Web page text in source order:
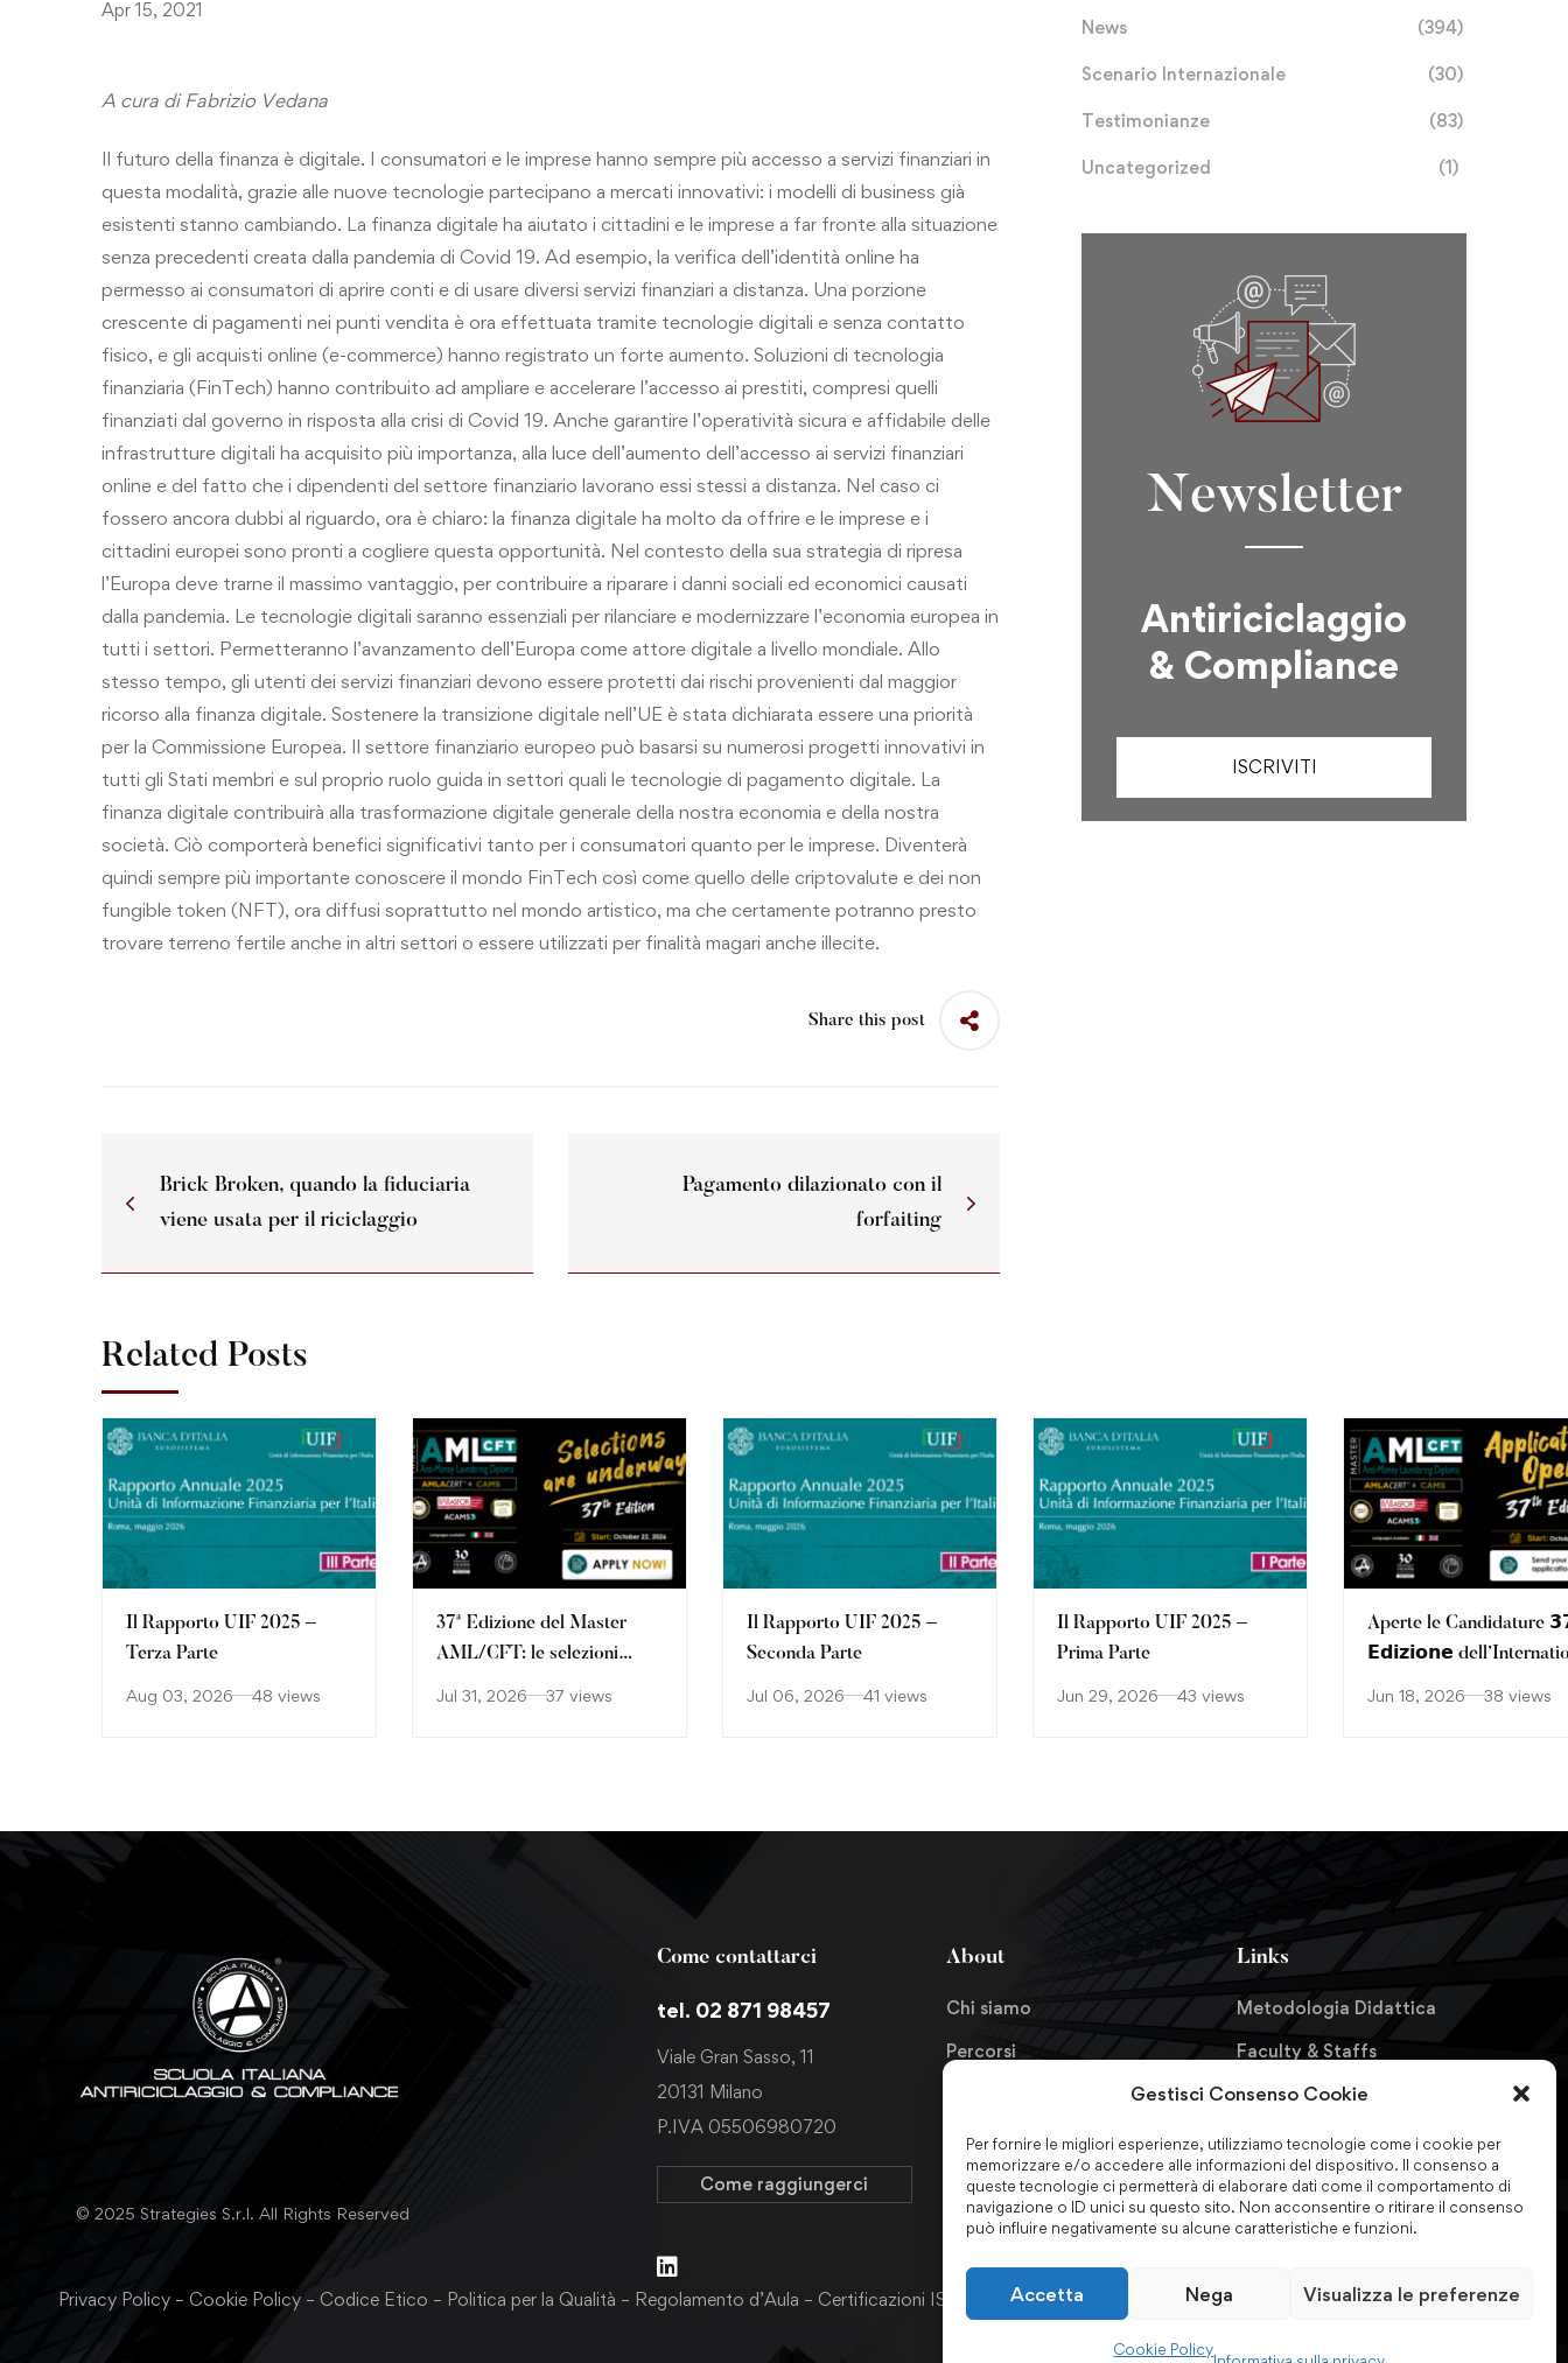
Gestisci Consenso Cookie
Per fornire le migliori esperienze, utilizziamo tecnologie come i cookie per
memorizzare e/o accedere alle informazioni del dispositivo. Il consenso a
queste tecnologie ci permetterà di elaborare dati come il comportamento di
navigazione o ID unici su questo sito. Non acconsentire o ritirare il consenso
può influire negativamente su alcune caratteristiche e funzioni.
Accetta Nega Visualizza le preferenze
Cookie Policy
Apr 15, 2021
A cura di Fabrizio Vedana
Il futuro della finanza è digitale. I consumatori e le imprese hanno sempre più accesso a servizi finanziari in
questa modalità, grazie alle nuove tecnologie partecipano a mercati innovativi: i modelli di business già
esistenti stanno cambiando. La finanza digitale ha aiutato i cittadini e le imprese a far fronte alla situazione
senza precedenti creata dalla pandemia di Covid 19. Ad esempio, la verifica dell’identità online ha
permesso ai consumatori di aprire conti e di usare diversi servizi finanziari a distanza. Una porzione
crescente di pagamenti nei punti vendita è ora effettuata tramite tecnologie digitali e senza contatto
fisico, e gli acquisti online (e-commerce) hanno registrato un forte aumento. Soluzioni di tecnologia
finanziaria (FinTech) hanno contribuito ad ampliare e accelerare l’accesso ai prestiti, compresi quelli
finanziati dal governo in risposta alla crisi di Covid 19. Anche garantire l’operatività sicura e affidabile delle
infrastrutture digitali ha acquisito più importanza, alla luce dell’aumento dell’accesso ai servizi finanziari
online e del fatto che i dipendenti del settore finanziario lavorano essi stessi a distanza. Nel caso ci
fossero ancora dubbi al riguardo, ora è chiaro: la finanza digitale ha molto da offrire e le imprese e i
cittadini europei sono pronti a cogliere questa opportunità. Nel contesto della sua strategia di ripresa
l’Europa deve trarne il massimo vantaggio, per contribuire a riparare i danni sociali ed economici causati
dalla pandemia. Le tecnologie digitali saranno essenziali per rilanciare e modernizzare l’economia europea in
tutti i settori. Permetteranno l’avanzamento dell’Europa come attore digitale a livello mondiale. Allo
stesso tempo, gli utenti dei servizi finanziari devono essere protetti dai rischi provenienti dal maggior
ricorso alla finanza digitale. Sostenere la transizione digitale nell’UE è stata dichiarata essere una priorità
per la Commissione Europea. Il settore finanziario europeo può basarsi su numerosi progetti innovativi in
tutti gli Stati membri e sul proprio ruolo guida in settori quali le tecnologie di pagamento digitale. La
finanza digitale contribuirà alla trasformazione digitale generale della nostra economia e della nostra
società. Ciò comporterà benefici significativi tanto per i consumatori quanto per le imprese. Diventerà
quindi sempre più importante conoscere il mondo FinTech così come quello delle criptovalute e dei non
fungible token (NFT), ora diffusi soprattutto nel mondo artistico, ma che certamente potranno presto
trovare terreno fertile anche in altri settori o essere utilizzati per finalità magari anche illecite.
Share this post
Brick Broken, quando la fiduciaria
viene usata per il riciclaggio
Pagamento dilazionato con il
forfaiting
Related Posts
Il Rapporto UIF 2025 –
Terza Parte
Aug 03, 2026 48 views
37ª Edizione del Master
AML/CFT: le selezioni
Jul 31, 2026 37 views
Il Rapporto UIF 2025 –
Seconda Parte
Jul 06, 2026 41 views
Il Rapporto UIF 2025 –
Prima Parte
Jun 29, 2026 43 views
Aperte le Candidature
𝗘𝗱𝗶𝘇𝗶𝗼𝗻𝗲
Jun 18, 2026 38 views
News (394)
Scenario Internazionale (30)
Testimonianze (83)
Uncategorized (1)
Newsletter
Antiriciclaggio
& Compliance
ISCRIVITI
© 2025 Strategies S.r.l. All Rights Reserved
Come contattarci
tel. 02 871 98457
Viale Gran Sasso, 11
20131 Milano
P.IVA 05506980720
Come raggiungerci
About
Chi siamo
Percorsi
Richiedi informazioni
Links
Metodologia Didattica
Faculty & Staffs
Formazione finanziata
Certificazioni & Associazioni
Forum Nazionale
Antiriciclaggio
Privacy Policy – Cookie Policy – Codice Etico – Politica per la Qualità – Regolamento d’Aula – Certificazioni ISO